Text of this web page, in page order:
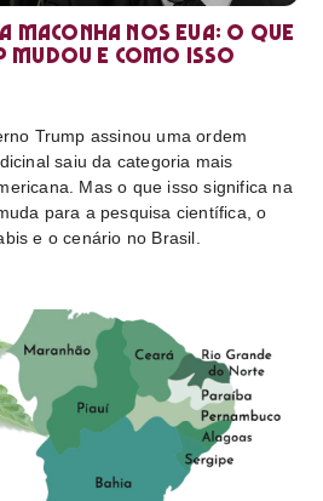
maconha nos EUA: o que
mudou e como isso
Trump assinou uma ordem
saiu da categoria mais
Mas o que isso significa na
para a pesquisa científica, o
e o cenário no Brasil.